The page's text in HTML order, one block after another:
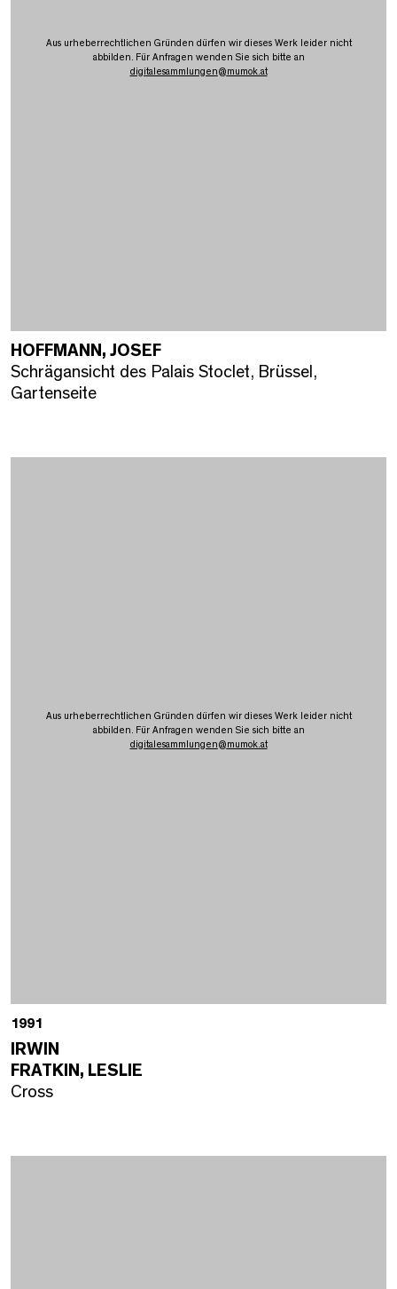
Aus urheberrechtlichen Gründen dürfen wir dieses Werk leider nicht
abbilden. Für Anfragen wenden Sie sich bitte an
digitalesammlungen@mumok.at
HOFFMANN, JOSEF
Schrägansicht des Palais Stoclet, Brüssel,
Gartenseite
Aus urheberrechtlichen Gründen dürfen wir dieses Werk leider nicht
abbilden. Für Anfragen wenden Sie sich bitte an
digitalesammlungen@mumok.at
1991
IRWIN
FRATKIN, LESLIE
Cross